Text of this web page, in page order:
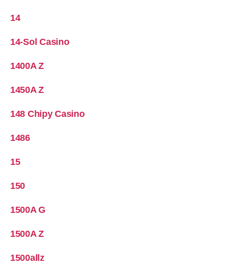
14
14-Sol Casino
1400A Z
1450A Z
148 Chipy Casino
1486
15
150
1500A G
1500A Z
1500allz